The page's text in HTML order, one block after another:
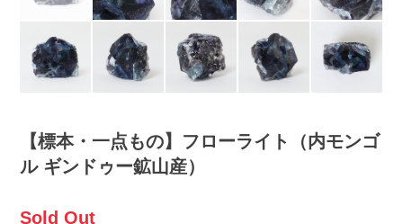
【標本・一点もの】フローライト（内モンゴ
ル ギンドゥー鉱山産）
Sold Out